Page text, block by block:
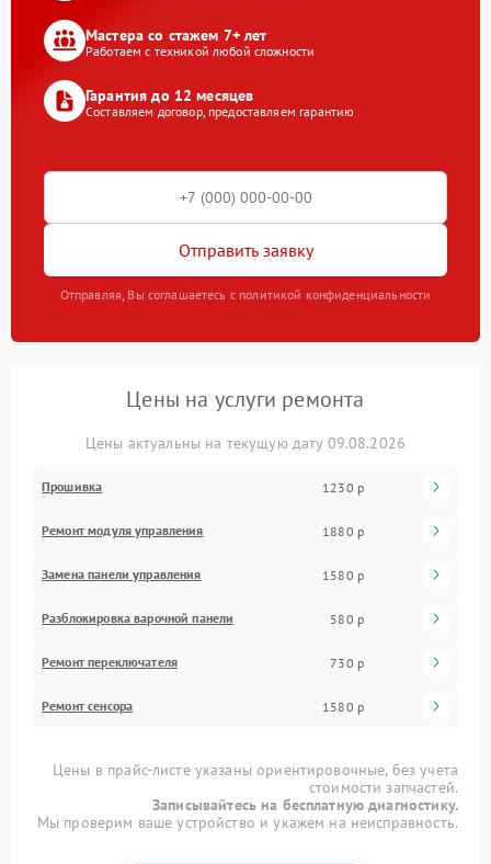
Мастера со стажем 7+ лет
Работаем с техникой любой сложности
Гарантия до 12 месяцев
Составляем договор, предоставляем гарантию
Отправить заявку
Отправляя, Вы соглашаетесь с политикой конфиденциальности
Цены на услуги ремонта
Цены актуальны на текущую дату 09.08.2026
Прошивка 1230 р
Ремонт модуля управления 1880 р
Замена панели управления 1580 р
Разблокировка варочной панели 580 р
Ремонт переключателя 730 р
Ремонт сенсора 1580 р
Цены в прайс-листе указаны ориентировочные, без учета
стоимости запчастей.
Записывайтесь на бесплатную диагностику.
Мы проверим ваше устройство и укажем на неисправность.